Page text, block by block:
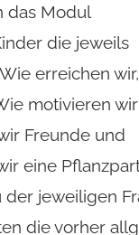
das Modul
die jeweils
erreichen wir,
motivieren wir
Freunde und
eine
jeweiligen
die vorher